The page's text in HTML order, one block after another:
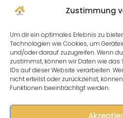
Zustimmung
Um dir ein optimales Erlebnis zu
Technologien wie Cookies, um
und/oder darauf zuzugreifen. Wenn
zustimmst, können wir Daten wie das
IDs auf dieser Website verarbeiten.
nicht erteilst oder zurückziehst,
Funktionen beeinträchtigt werden.
Griechenland
Kontaktieren Sie Uns
Lagerhausstraße 15/2,
info@immo-click.at